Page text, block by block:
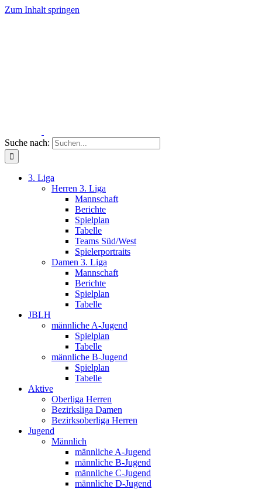
Zum Inhalt springen
Suche nach:
3. Liga
Herren 3. Liga
Mannschaft
Berichte
Spielplan
Tabelle
Teams Süd/West
Spielerportraits
Damen 3. Liga
Mannschaft
Berichte
Spielplan
Tabelle
JBLH
männliche A-Jugend
Spielplan
Tabelle
männliche B-Jugend
Spielplan
Tabelle
Aktive
Oberliga Herren
Bezirksliga Damen
Bezirksoberliga Herren
Jugend
Männlich
männliche A-Jugend
männliche B-Jugend
männliche C-Jugend
männliche D-Jugend